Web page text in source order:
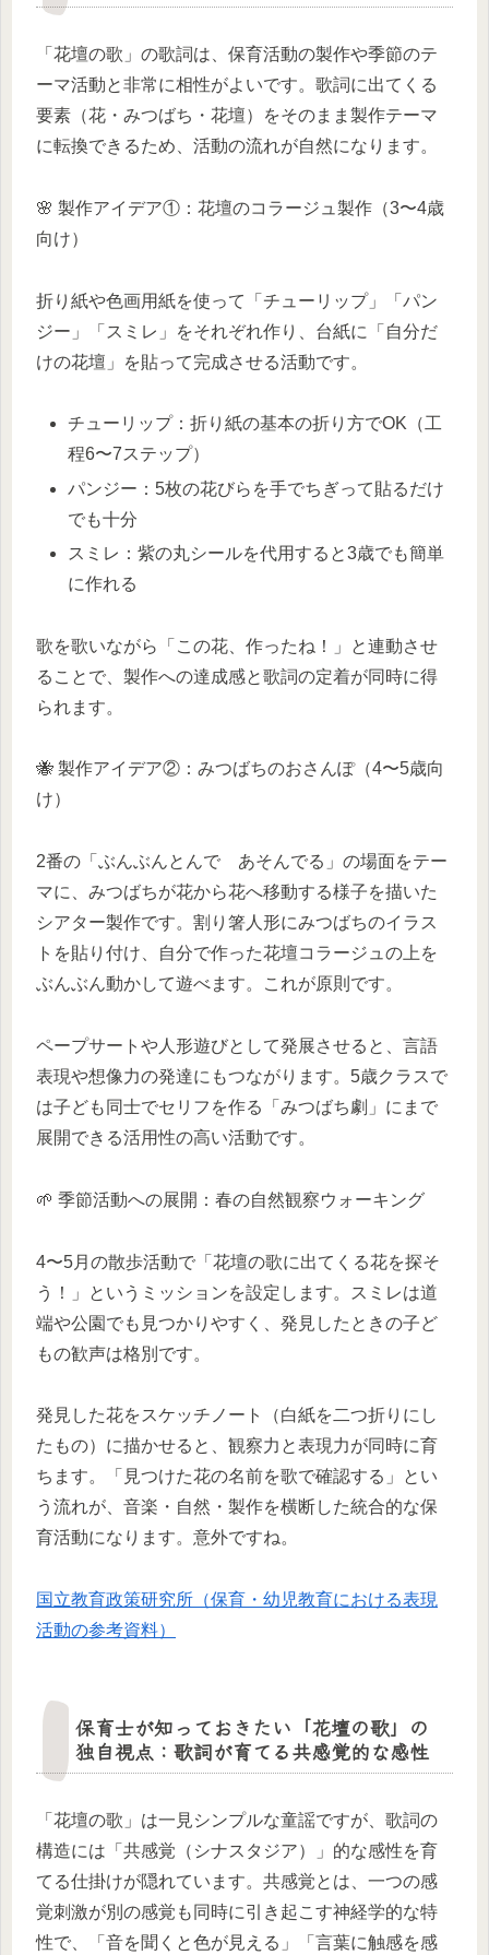
「花壇の歌」の歌詞は、保育活動の製作や季節のテ
ーマ活動と非常に相性がよいです。歌詞に出てくる
要素（花・みつばち・花壇）をそのまま製作テーマ
に転換できるため、活動の流れが自然になります。
🌸 製作アイデア①：花壇のコラージュ製作（3〜4歳
向け）
折り紙や色画用紙を使って「チューリップ」「パン
ジー」「スミレ」をそれぞれ作り、台紙に「自分だ
けの花壇」を貼って完成させる活動です。
チューリップ：折り紙の基本の折り方でOK（工
程6〜7ステップ）
パンジー：5枚の花びらを手でちぎって貼るだけ
でも十分
スミレ：紫の丸シールを代用すると3歳でも簡単
に作れる
歌を歌いながら「この花、作ったね！」と連動させ
ることで、製作への達成感と歌詞の定着が同時に得
られます。
🐝 製作アイデア②：みつばちのおさんぽ（4〜5歳向
け）
2番の「ぶんぶんとんで あそんでる」の場面をテー
マに、みつばちが花から花へ移動する様子を描いた
シアター製作です。割り箸人形にみつばちのイラス
トを貼り付け、自分で作った花壇コラージュの上を
ぶんぶん動かして遊べます。これが原則です。
ペープサートや人形遊びとして発展させると、言語
表現や想像力の発達にもつながります。5歳クラスで
は子ども同士でセリフを作る「みつばち劇」にまで
展開できる活用性の高い活動です。
🌱 季節活動への展開：春の自然観察ウォーキング
4〜5月の散歩活動で「花壇の歌に出てくる花を探そ
う！」というミッションを設定します。スミレは道
端や公園でも見つかりやすく、発見したときの子ど
もの歓声は格別です。
発見した花をスケッチノート（白紙を二つ折りにし
たもの）に描かせると、観察力と表現力が同時に育
ちます。「見つけた花の名前を歌で確認する」とい
う流れが、音楽・自然・製作を横断した統合的な保
育活動になります。意外ですね。
国立教育政策研究所（保育・幼児教育における表現
活動の参考資料）
保育士が知っておきたい「花壇の歌」の
独自視点：歌詞が育てる共感覚的な感性
「花壇の歌」は一見シンプルな童謡ですが、歌詞の
構造には「共感覚（シナスタジア）」的な感性を育
てる仕掛けが隠れています。共感覚とは、一つの感
覚刺激が別の感覚も同時に引き起こす神経学的な特
性で、「音を聞くと色が見える」「言葉に触感を感